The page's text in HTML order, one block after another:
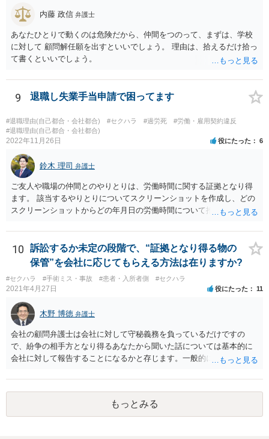
又聞きの情報だけをもとに回答するのは妥当ではないと考えるからで
す。
内藤 政信 弁護士
あなたひとりで動くのは危険だから、仲間をつのって、まずは、学校
に対して 顧問解任願を出すといいでしょう。 理由は、拾えるだけ拾っ
て書くといいでしょう。
9 退職し失業手当申請で困ってます
#退職理由(自己都合・会社都合) #セクハラ #過労死
#労働・雇用契約違反
#退職理由(自己都合・会社都合)
2022年11月26日 役にたった 6
鈴木 理司 弁護士
ご友人や職場の仲間とのやりとりは、労働時間に関する証拠となり得
ます。 該当するやりとりについてスクリーンショットを作成し、どの
スクリーンショットからどの年月日の労働時間について推定できるか
10
訴訟するか未定の段階で、“証拠となり得る物の
保管”を会社に応じてもらえる方法は在りますか?
#セクハラ #手術ミス・事故 #患者・入所者側 #セクハラ
2021年4月27日 役にたった 11
木野 博徳 弁護士
会社の顧問弁護士は会社に対して守秘義務を負っているだけですの
で、紛争の相手方となり得るあなたから聞いた話については基本的に
会社に対して報告することになるかと存じます。一般的に弁護士かぎ
ってはあるかもしれませんが、相手方に誤解を与える可能性があり、
利益相反の問題が生じうるのでそういった要請は拒絶する場合が大半
でしょうし、とりわけ今回の状況において弁護士かぎりの話にしてほ
しいという要望を受け容れる弁護士はほとんどいないと思います。 会
もっとみる